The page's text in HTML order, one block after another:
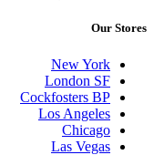
Our Stores
New York
London SF
Cockfosters BP
Los Angeles
Chicago
Las Vegas